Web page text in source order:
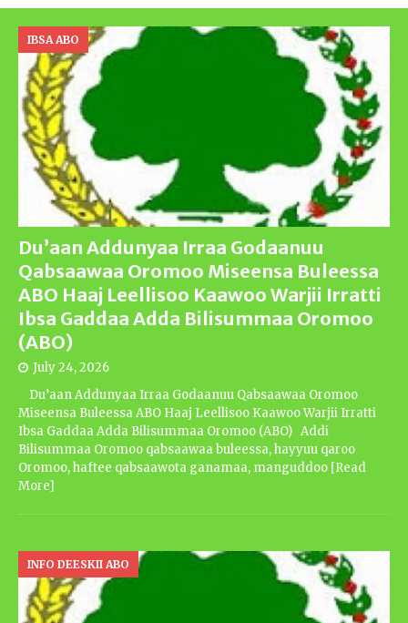
Du’aan Addunyaa Irraa Godaanuu
Qabsaawaa Oromoo Miseensa Buleessa
ABO Haaj Leellisoo Kaawoo Warjii Irratti
Ibsa Gaddaa Adda Bilisummaa Oromoo
(ABO)
IBSA ABO
July 24, 2026
Du’aan Addunyaa Irraa Godaanuu Qabsaawaa Oromoo
Miseensa Buleessa ABO Haaj Leellisoo Kaawoo Warjii Irratti
Ibsa Gaddaa Adda Bilisummaa Oromoo (ABO) Addi
Bilisummaa Oromoo qabsaawaa buleessa, hayyuu qaroo
Oromoo, haftee qabsaawota ganamaa, manguddoo [Read
More]
INFO DEESKII ABO